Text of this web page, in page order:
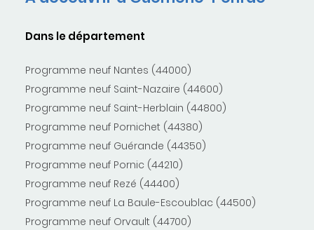
Dans le département
Programme neuf Nantes (44000)
Programme neuf Saint-Nazaire (44600)
Programme neuf Saint-Herblain (44800)
Programme neuf Pornichet (44380)
Programme neuf Guérande (44350)
Programme neuf Pornic (44210)
Programme neuf Rezé (44400)
Programme neuf La Baule-Escoublac (44500)
Programme neuf Orvault (44700)